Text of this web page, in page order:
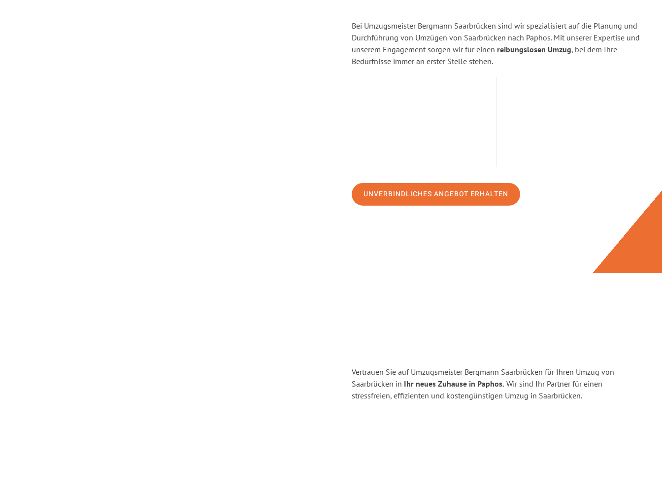
Bei Umzugsmeister Bergmann Saarbrücken sind wir spezialisiert auf die Planung und
Durchführung von Umzügen von Saarbrücken nach Paphos. Mit unserer Expertise und
unserem Engagement sorgen wir für einen reibungslosen Umzug, bei dem Ihre
Bedürfnisse immer an erster Stelle stehen.
UNVERBINDLICHES ANGEBOT ERHALTEN
Vertrauen Sie auf Umzugsmeister Bergmann Saarbrücken für Ihren Umzug von
Saarbrücken in Ihr neues Zuhause in Paphos. Wir sind Ihr Partner für einen
stressfreien, effizienten und kostengünstigen Umzug in Saarbrücken.